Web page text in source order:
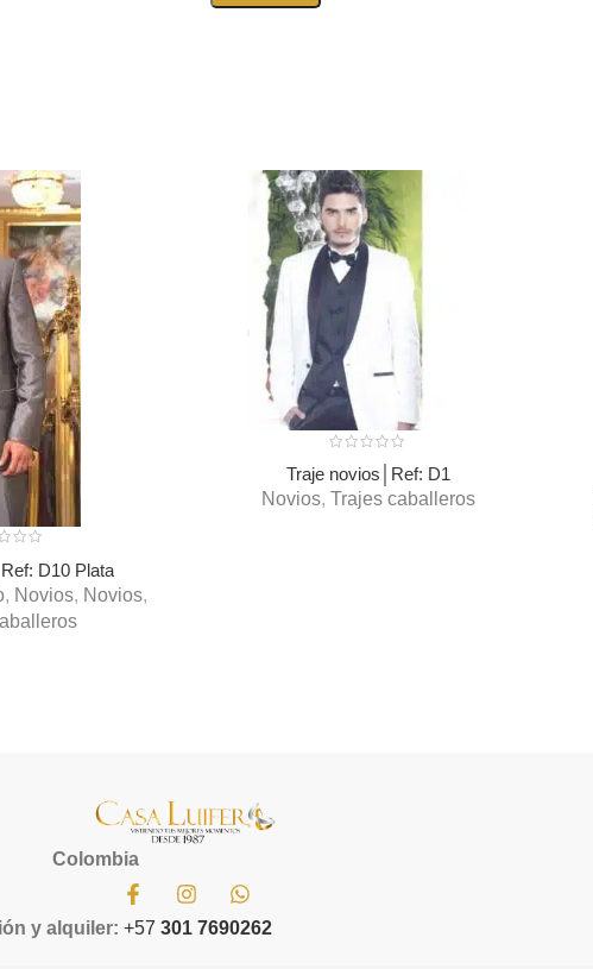
D10 Plata
, Novios, Novios,
Traje novios│Ref: D1
Novios, Trajes caballeros
Colombia
y alquiler:+57301 7690262